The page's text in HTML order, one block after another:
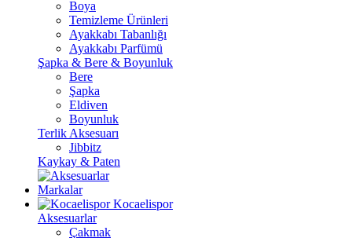
Boya
Temizleme Ürünleri
Ayakkabı Tabanlığı
Ayakkabı Parfümü
Şapka & Bere & Boyunluk
Bere
Şapka
Eldiven
Boyunluk
Terlik Aksesuarı
Jibbitz
Kaykay & Paten
Markalar
Kocaelispor
Aksesuarlar
Çakmak